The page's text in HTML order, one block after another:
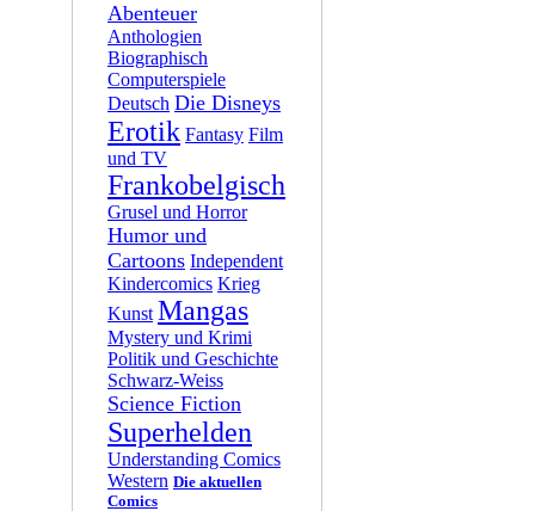
Abenteuer
Anthologien
Biographisch
Computerspiele
Deutsch Die Disneys
Erotik Fantasy Film
und TV
Frankobelgisch
Grusel und Horror
Humor und
Cartoons Independent
Kindercomics Krieg
Kunst Mangas
Mystery und Krimi
Politik und Geschichte
Schwarz-Weiss
Science Fiction
Superhelden
Understanding Comics
Western Die aktuellen
Comics